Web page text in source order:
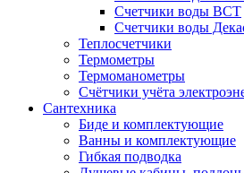
Счетчики воды ВСТ
Счетчики воды
Теплосчетчики
Термометры
Термоманометры
Счётчики учёта
Сантехника
Биде и комплектующие
Ванны и комплектующие
Гибкая подводка